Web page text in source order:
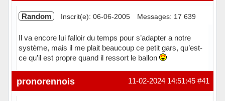
Random Inscrit(e): 06-06-2005 Messages: 17 639
Il va encore lui falloir du temps pour s’adapter a notre
système, mais il me plait beaucoup ce petit gars, qu’est-
ce qu’il est propre quand il ressort le ballon
Hors ligne #41
11-02-2024 14:51:45
pronorennois